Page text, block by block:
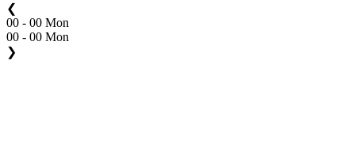
❮
00 - 00 Mon
00 - 00 Mon
❯